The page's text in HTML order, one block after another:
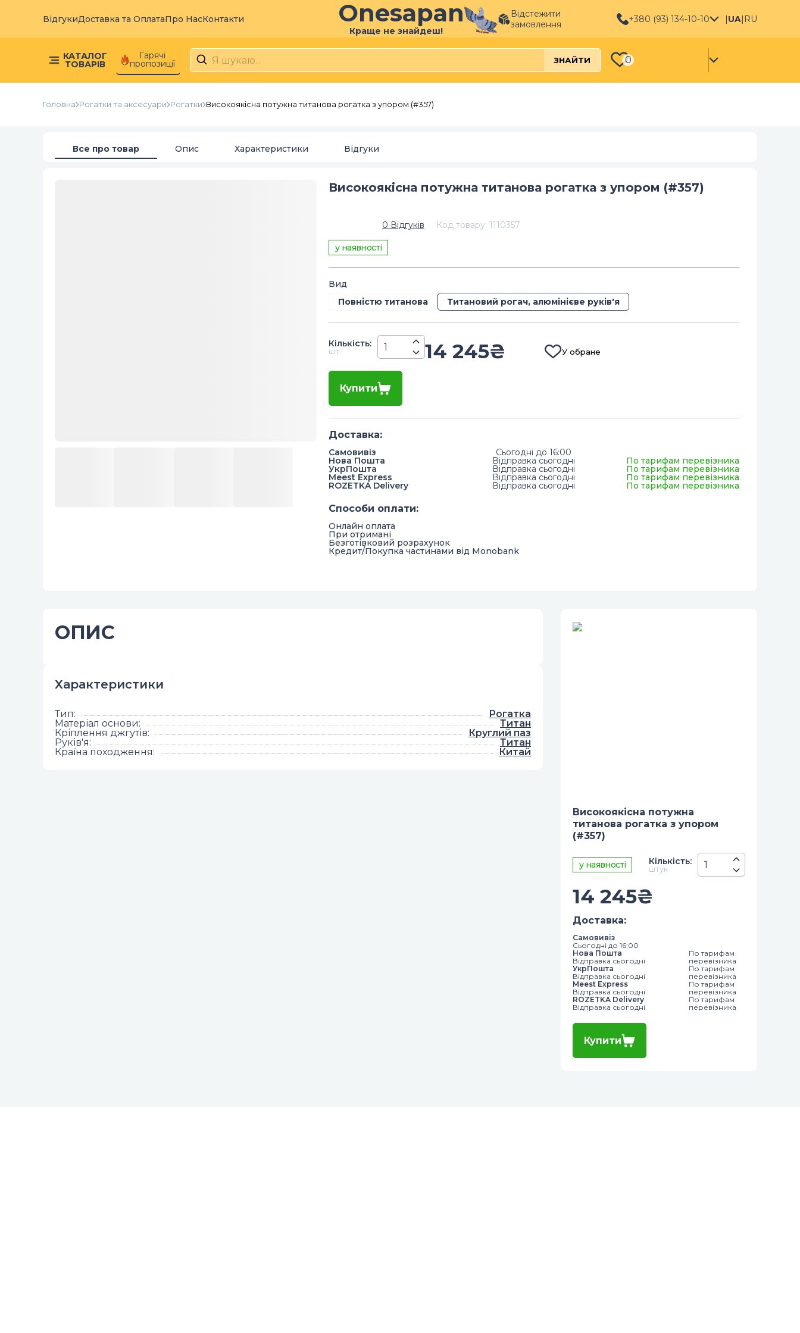
ВідгукиДоставка та ОплатаПро НасКонтакти Onesapan
Краще не знайдеш!
Відстежити
замовлення
+380 (93) 134-10-10 |UA| RU
КАТАЛОГ
ТОВАРІВ
Гарячі
пропозиції ЗНАЙТИ 0
Головна Рогатки та аксесуари Рогатки Високоякісна потужна титанова рогатка з упором (#357)
Все про товар Опис Характеристики Відгуки
Високоякісна потужна титанова рогатка з упором (#357)
0 Відгуків Код товару: 1110357
у наявності
Вид
Повністю титанова
Титановий рогач, алюмінієве руків'я
Кiлькiсть:
шт. 14 245₴ У обране
Купити
Доставка:
Самовивіз Сьогодні до 16:00
Нова Пошта Відправка сьогодні По тарифам перевізника
УкрПошта Відправка сьогодні По тарифам перевізника
Meest Express Відправка сьогодні По тарифам перевізника
ROZETKA Delivery Відправка сьогодні По тарифам перевізника
Способи оплати:
Онлайн оплата
При отримані
Безготівковий розрахунок
Кредит/Покупка частинами від Monobank
ОПИС
Характеристики
Тип:
Рогатка
Матеріал основи:
Титан
Кріплення джгутів:
Круглий паз
Руків'я:
Титан
Країна походження: Китай
Високоякісна потужна
титанова рогатка з упором
(#357)
у наявності Кiлькiсть:
штук
14 245₴
Доставка:
Самовивіз
Сьогодні до 16:00
Нова Пошта
Відправка сьогодні
По тарифам
перевізника
УкрПошта
Відправка сьогодні
По тарифам
перевізника
Meest Express
Відправка сьогодні
По тарифам
перевізника
ROZETKA Delivery
Відправка сьогодні
По тарифам
перевізника
Купити